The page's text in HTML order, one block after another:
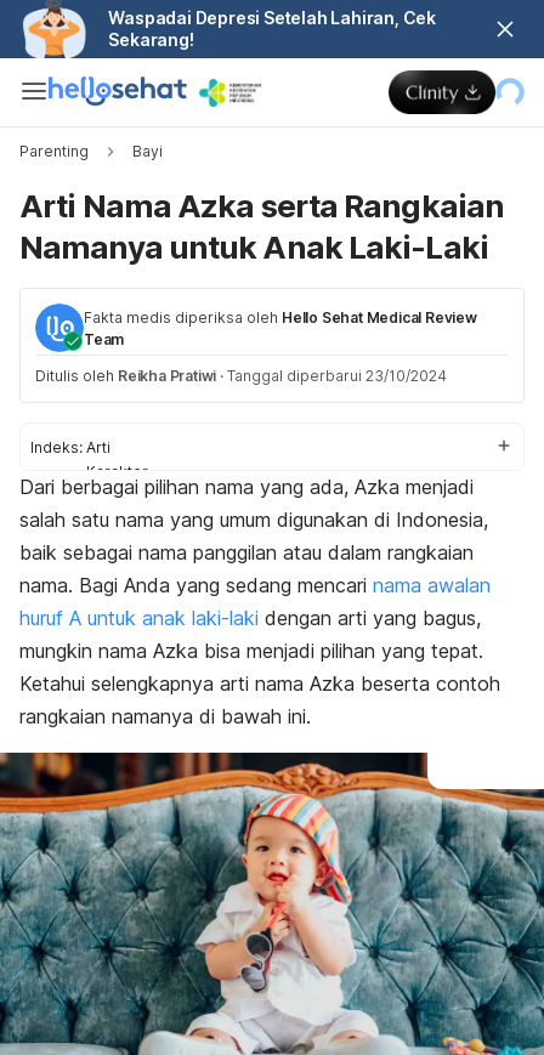
Waspadai Depresi Setelah Lahiran, Cek
Sekarang!
Parenting Bayi
Arti Nama Azka serta Rangkaian
Namanya untuk Anak Laki-Laki
Fakta medis diperiksa oleh Hello Sehat Medical Review
Team
Ditulis oleh Reikha Pratiwi · Tanggal diperbarui 23/10/2024
Indeks: Arti
Karakter
Rangkaian nama
Dari berbagai pilihan nama yang ada, Azka menjadi
salah satu nama yang umum digunakan di Indonesia,
baik sebagai nama panggilan atau dalam rangkaian
nama. Bagi Anda yang sedang mencari nama awalan
huruf A untuk anak laki-laki dengan arti yang bagus,
mungkin nama Azka bisa menjadi pilihan yang tepat.
Ketahui selengkapnya arti nama Azka beserta contoh
rangkaian namanya di bawah ini.